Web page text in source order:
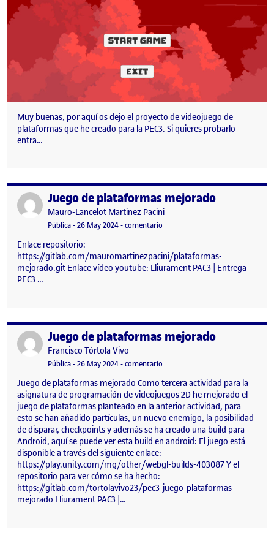
Muy buenas, por aquí os dejo el proyecto de videojuego de
plataformas que he creado para la PEC3. Si quieres probarlo
entra…
Publicado porJuego de plataformas mejorado
Publicado por
Mauro-Lancelot Martinez Pacini
Visibilidad:
Pública-Fecha de publicación
26 May 202426 mayo, 2024 7:30 pm
-comentario
Enlace repositorio:
https://gitlab.com/mauromartinezpacini/plataformas-
mejorado.git Enlace vídeo youtube: Lliurament PAC3 | Entrega
PEC3 …
Publicado porJuego de plataformas mejorado
Publicado por
Francisco Tórtola Vivo
Visibilidad:
Pública-Fecha de publicación
26 May 202426 mayo, 2024 6:09 pm
-comentario
Juego de plataformas mejorado Como tercera actividad para la
asignatura de programación de videojuegos 2D he mejorado el
juego de plataformas planteado en la anterior actividad, para
esto se han añadido partículas, un nuevo enemigo, la posibilidad
de disparar, checkpoints y además se ha creado una build para
Android, aquí se puede ver esta build en android: El juego está
disponible a través del siguiente enlace:
https://play.unity.com/mg/other/webgl-builds-403087 Y el
repositorio para ver cómo se ha hecho:
https://gitlab.com/tortolavivo23/pec3-juego-plataformas-
mejorado Lliurament PAC3 |…